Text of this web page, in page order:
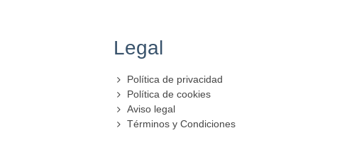
Legal
Política de privacidad
Política de cookies
Aviso legal
Términos y Condiciones